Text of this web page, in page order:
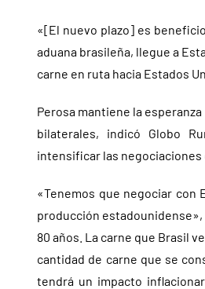
«[El nuevo plazo] es
aduana brasileña, llegue a
carne en ruta hacia Estados
Perosa mantiene la
bilaterales, indicó Globo
intensificar las negociaciones
«Tenemos que negociar con
producción
80 años. La carne que Brasil
cantidad de carne que se
tendrá un impacto